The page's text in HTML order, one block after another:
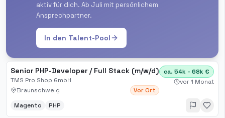
aktiv für dich. Ab Juli mit persönlichem
Ansprechpartner.
In den Talent-Pool
Senior PHP-Developer / Full Stack (m/w/d)
TMS Pro Shop GmbH
Braunschweig
Vor Ort
ca. 54k - 68k €
vor 1 Monat
Magento PHP